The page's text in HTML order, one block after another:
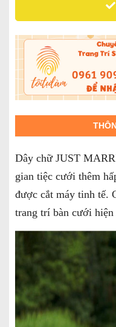
Dây chữ JUST
gian tiệc cưới thêm
được cắt máy tinh tế.
trang trí bàn cưới hiện